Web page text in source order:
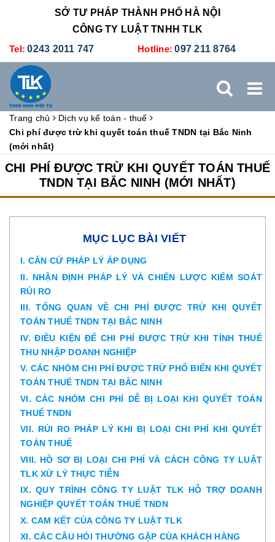
SỞ TƯ PHÁP THÀNH PHỐ HÀ NỘI
CÔNG TY LUẬT TNHH TLK
Tel: 0243 2011 747 Hotline: 097 211 8764
DỊCH VỤ KẾ TOÁN - THUẾ XÚC TIẾN THƯƠNG MẠI
Trang chủ
Dịch vụ kế toán - thuế
Chi phí được trừ khi quyết toán thuế TNDN tại Bắc Ninh
(mới nhất)
CHI PHÍ ĐƯỢC TRỪ KHI QUYẾT TOÁN THUẾ
TNDN TẠI BẮC NINH (MỚI NHẤT)
MỤC LỤC BÀI VIẾT
I. CĂN CỨ PHÁP LÝ ÁP DỤNG
II. NHẬN ĐỊNH PHÁP LÝ VÀ CHIẾN LƯỢC KIỂM SOÁT
RỦI RO
III. TỔNG QUAN VỀ CHI PHÍ ĐƯỢC TRỪ KHI QUYẾT
TOÁN THUẾ TNDN TẠI BẮC NINH
IV. ĐIỀU KIỆN ĐỂ CHI PHÍ ĐƯỢC TRỪ KHI TÍNH THUẾ
THU NHẬP DOANH NGHIỆP
V. CÁC NHÓM CHI PHÍ ĐƯỢC TRỪ PHỔ BIẾN KHI QUYẾT
TOÁN THUẾ TNDN TẠI BẮC NINH
VI. CÁC NHÓM CHI PHÍ DỄ BỊ LOẠI KHI QUYẾT TOÁN
THUẾ TNDN
VII. RỦI RO PHÁP LÝ KHI BỊ LOẠI CHI PHÍ KHI QUYẾT
TOÁN THUẾ
VIII. HỒ SƠ BỊ LOẠI CHI PHÍ VÀ CÁCH CÔNG TY LUẬT
TLK XỬ LÝ THỰC TIỄN
IX. QUY TRÌNH CÔNG TY LUẬT TLK HỖ TRỢ DOANH
NGHIỆP QUYẾT TOÁN THUẾ TNDN
X. CAM KẾT CỦA CÔNG TY LUẬT TLK
XI. CÁC CÂU HỎI THƯỜNG GẶP CỦA KHÁCH HÀNG